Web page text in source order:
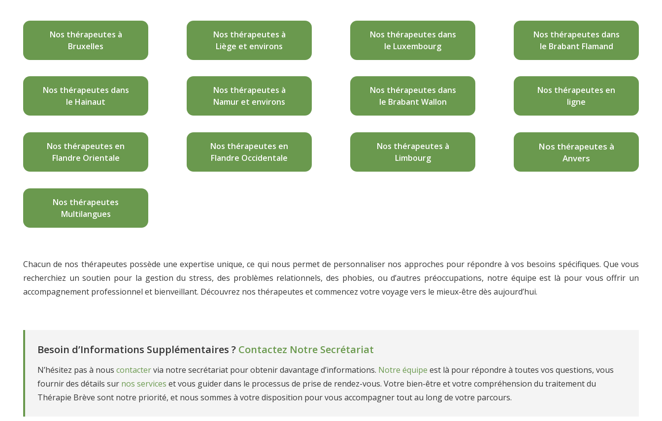
Nos thérapeutes à
Bruxelles
Nos thérapeutes à
Liège et environs
Nos thérapeutes dans
le Luxembourg
Nos thérapeutes dans
le Brabant Flamand
Nos thérapeutes dans
le Hainaut
Nos thérapeutes à
Namur et environs
Nos thérapeutes dans
le Brabant Wallon
Nos thérapeutes en
ligne
Nos thérapeutes en
Flandre Orientale
Nos thérapeutes en
Flandre Occidentale
Nos thérapeutes à
Limbourg
Nos thérapeutes à
Anvers
Nos thérapeutes
Multilangues
Chacun de nos thérapeutes possède une expertise unique, ce qui nous permet de personnaliser nos approches pour répondre à vos besoins spécifiques. Que vous
recherchiez un soutien pour la gestion du stress, des problèmes relationnels, des phobies, ou d’autres préoccupations, notre équipe est là pour vous offrir un
accompagnement professionnel et bienveillant. Découvrez nos thérapeutes et commencez votre voyage vers le mieux-être dès aujourd’hui.
Besoin d’Informations Supplémentaires ? Contactez Notre Secrétariat
N’hésitez pas à nous contactervia notre secrétariat pour obtenir davantage d’informations. Notre équipe est là pour répondre à toutes vos questions, vous
fournir des détails sur nos services et vous guider dans le processus de prise de rendez-vous. Votre bien-être et votre compréhension du traitement du
Thérapie Brève sont notre priorité, et nous sommes à votre disposition pour vous accompagner tout au long de votre parcours.